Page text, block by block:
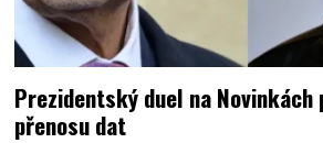
Prezidentský duel na
přenosu dat